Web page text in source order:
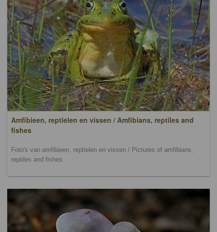
Amfibieen, reptielen en vissen / Amfibians, reptiles and
fishes
Foto's van amfibieen, reptielen en vissen / Pictures of amfibians,
reptiles and fishes